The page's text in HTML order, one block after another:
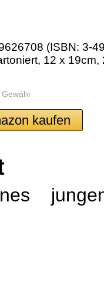
(ISBN: 3-
12 x 19cm,
Gewähr
kaufen